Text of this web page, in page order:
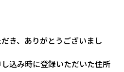
き、ありがとうございまし
込み時に登録いただいた住所